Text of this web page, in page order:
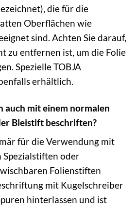
die für die
Oberflächen wie
sind. Achten Sie darauf,
zu entfernen ist, um die Folie
Spezielle TOBJA
erhältlich.
auch mit einem normalen
Bleistift beschriften?
für die Verwendung mit
oder
Folienstiften
mit Kugelschreiber
hinterlassen und ist